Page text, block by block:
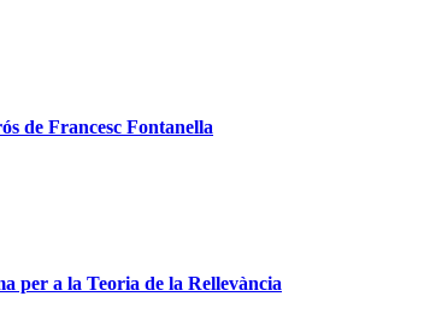
de Francesc Fontanella
per a la Teoria de la Rellevància